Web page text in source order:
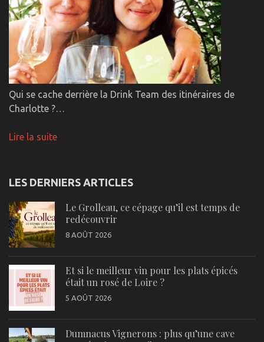
Qui se cache derrière la Drink Team des itinéraires de
Charlotte ?…
Lire la suite
LES DERNIERS ARTICLES
Le Grolleau, ce cépage qu’il est temps de
redécouvrir
8 AOÛT 2026
Et si le meilleur vin pour les plats épicés
était un rosé de Loire ?
5 AOÛT 2026
Dumnacus Vignerons : plus qu’une cave